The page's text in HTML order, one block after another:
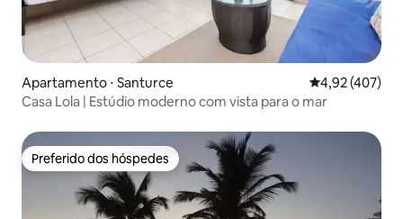
Apartamento ⋅ Santurce 4,92 de uma
4,92 (407)
Casa Lola | Estúdio moderno com vista para o mar
Preferido dos hóspedes
Preferido dos hóspedes